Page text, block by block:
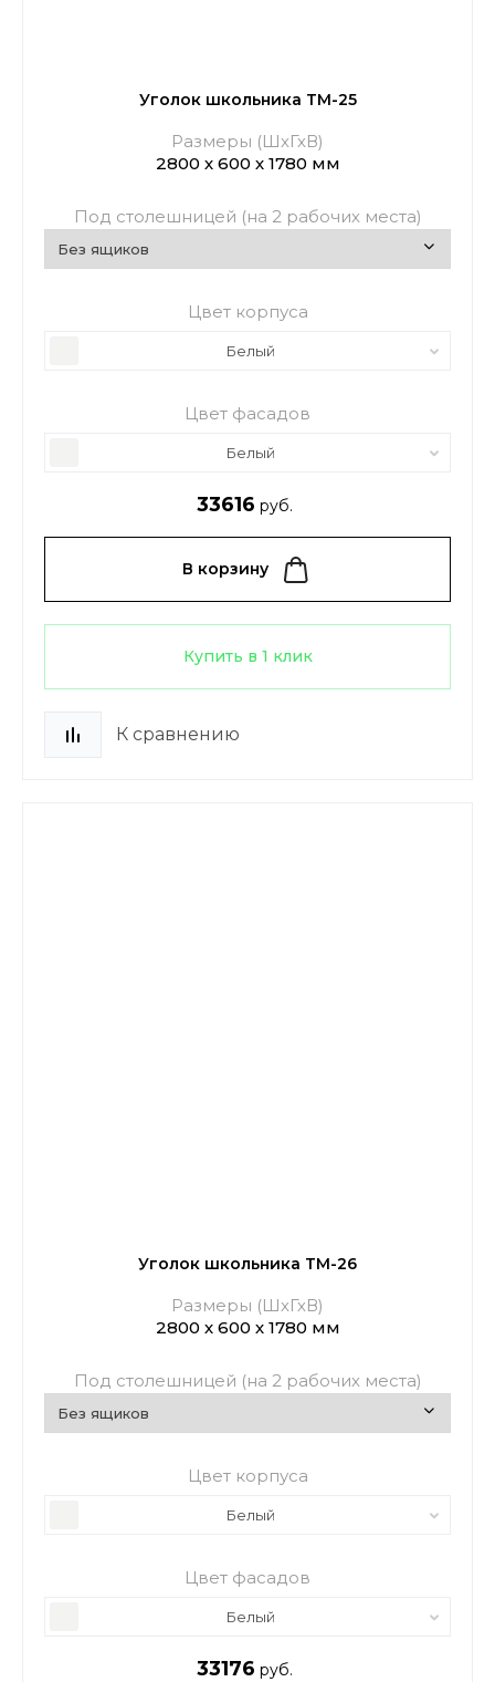
Уголок школьника ТМ-25
Размеры (ШхГхВ)
2800 х 600 х 1780 мм
Под столешницей (на 2 рабочих места)
Цвет корпуса
Белый
Цвет фасадов
Белый
33616 руб.
В корзину
Купить в 1 клик
К сравнению
Уголок школьника ТМ-26
Размеры (ШхГхВ)
2800 х 600 х 1780 мм
Под столешницей (на 2 рабочих места)
Цвет корпуса
Белый
Цвет фасадов
Белый
33176 руб.